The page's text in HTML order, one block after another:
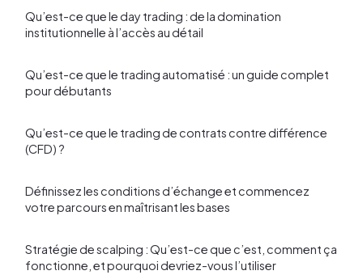
Qu’est-ce que le day trading : de la domination
institutionnelle à l’accès au détail
Qu’est-ce que le trading automatisé : un guide complet
pour débutants
Qu’est-ce que le trading de contrats contre différence
(CFD) ?
Définissez les conditions d’échange et commencez
votre parcours en maîtrisant les bases
Stratégie de scalping : Qu’est-ce que c’est, comment ça
fonctionne, et pourquoi devriez-vous l’utiliser